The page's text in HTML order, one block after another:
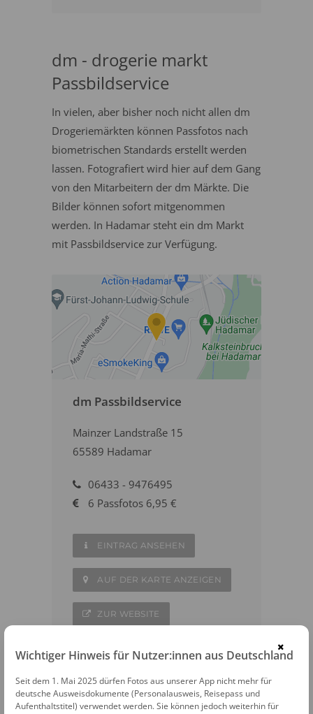
dm - drogerie markt
Passbildservice
In vielen, aber bisher noch nicht allen dm
Drogeriemärkten können Passfotos nach
biometrischen Standards erstellt werden
lassen. Fotografiert wird hier auf dem Gang
von den Mitarbeitern der dm Märkte. Die
Bilder können sofort mitgenommen
werden. In Hadamar steht ein dm Markt
mit Passbildservice zur Verfügung.
dm Passbildservice
Mainzer Landstraße 15
65589 Hadamar
06433 - 9476495
6 Passfotos 6,95 €
EINTRAG ANSEHEN
AUF DER KARTE ANZEIGEN
ZUR WEBSITE
WEITERE FOTOAUTOMATEN IN DER
×
Wichtiger Hinweis für Nutzer:innen aus Deutschland
Seit dem 1. Mai 2025 dürfen Fotos aus unserer App nicht mehr für
deutsche Ausweisdokumente (Personalausweis, Reisepass und
Aufenthaltstitel) verwendet werden. Sie können jedoch weiterhin für